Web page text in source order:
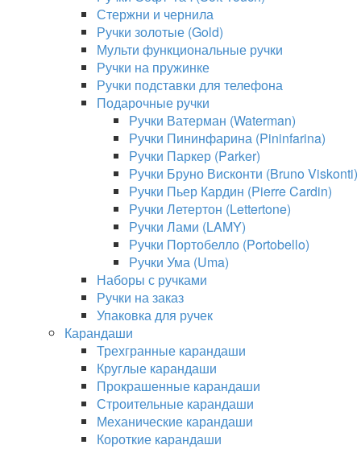
Стержни и чернила
Ручки золотые (Gold)
Мульти функциональные ручки
Ручки на пружинке
Ручки подставки для телефона
Подарочные ручки
Ручки Ватерман (Waterman)
Ручки Пининфарина (Pininfarina)
Ручки Паркер (Parker)
Ручки Бруно Висконти (Bruno Viskonti)
Ручки Пьер Кардин (Pierre Cardin)
Ручки Летертон (Lettertone)
Ручки Лами (LAMY)
Ручки Портобелло (Portobello)
Ручки Ума (Uma)
Наборы с ручками
Ручки на заказ
Упаковка для ручек
Карандаши
Трехгранные карандаши
Круглые карандаши
Прокрашенные карандаши
Строительные карандаши
Механические карандаши
Короткие карандаши